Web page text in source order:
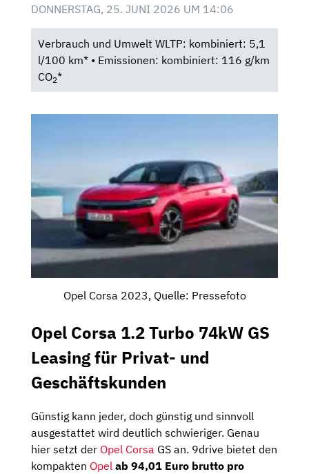
DONNERSTAG, 25. JUNI 2026 UM 14:06
Verbrauch und Umwelt WLTP: kombiniert: 5,1
l/100 km* • Emissionen: kombiniert: 116 g/km
CO2*
Opel Corsa 2023, Quelle: Pressefoto
Opel Corsa 1.2 Turbo 74kW GS
Leasing für Privat- und
Geschäftskunden
Günstig kann jeder, doch günstig und sinnvoll
ausgestattet wird deutlich schwieriger. Genau
hier setzt der Opel Corsa GS an. 9drive bietet den
kompakten Opel ab 94,01 Euro brutto pro